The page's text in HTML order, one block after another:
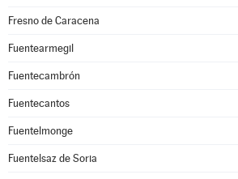
Fresno de Caracena
Fuentearmegil
Fuentecambrón
Fuentecantos
Fuentelmonge
Fuentelsaz de Soria